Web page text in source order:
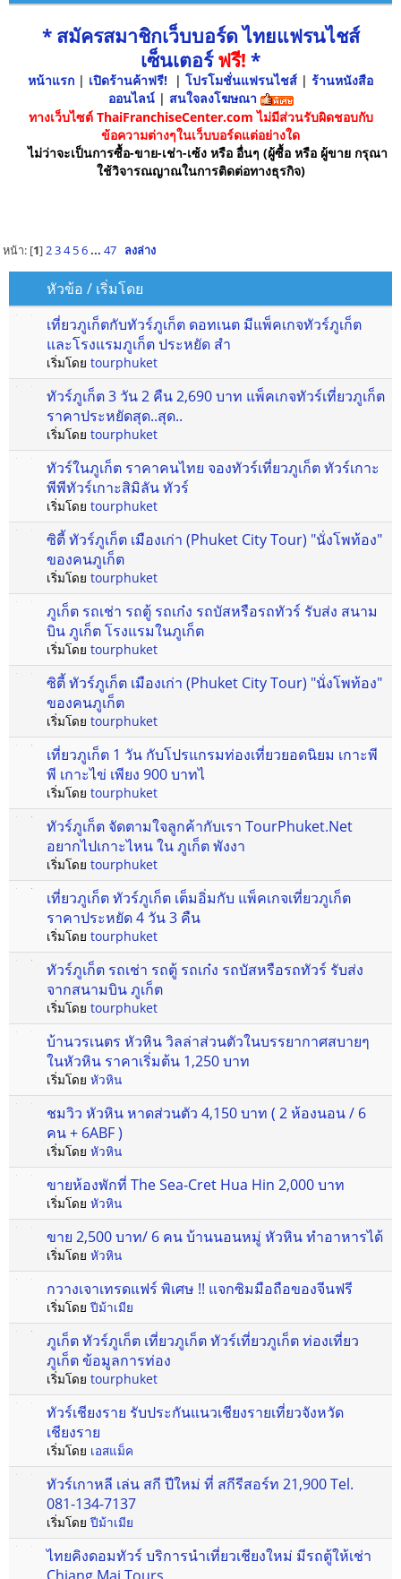
* สมัครสมาชิกเว็บบอร์ด ไทยแฟรนไชส์
เซ็นเตอร์ฟรี! *
หน้าแรก | เปิดร้านค้าฟรี! | โปรโมชั่นแฟรนไชส์ | ร้านหนังสือ
ออนไลน์ | สนใจลงโฆษณา
ทางเว็บไซต์ ThaiFranchiseCenter.com ไม่มีส่วนรับผิดชอบกับ
ข้อความต่างๆในเว็บบอร์ดแต่อย่างใด
ไม่ว่าจะเป็นการซื้อ-ขาย-เช่า-เซ้ง หรือ อื่นๆ (ผู้ซื้อ หรือ ผู้ขาย กรุณา
ใช้วิจารณญาณในการติดต่อทางธุรกิจ)
หน้า: [1]2 3 4 5 6 ... 47 ลงล่าง
หัวข้อ / เริ่มโดย
เที่ยวภูเก็ตกับทัวร์ภูเก็ต ดอทเนต มีแพ็คเกจทัวร์ภูเก็ต
และโรงแรมภูเก็ต ประหยัด สำ
เริ่มโดย tourphuket
ทัวร์ภูเก็ต 3 วัน 2 คืน 2,690 บาท แพ็คเกจทัวร์เที่ยวภูเก็ต
ราคาประหยัดสุด..สุด..
เริ่มโดย tourphuket
ทัวร์ในภูเก็ต ราคาคนไทย จองทัวร์เที่ยวภูเก็ต ทัวร์เกาะ
พีพีทัวร์เกาะสิมิลัน ทัวร์
เริ่มโดย tourphuket
ซิตี้ ทัวร์ภูเก็ต เมืองเก่า (Phuket City Tour) "นั่งโพท้อง"
ของคนภูเก็ต
เริ่มโดย tourphuket
ภูเก็ต รถเช่า รถตู้ รถเก๋ง รถบัสหรือรถทัวร์ รับส่ง สนาม
บิน ภูเก็ต โรงแรมในภูเก็ต
เริ่มโดย tourphuket
ซิตี้ ทัวร์ภูเก็ต เมืองเก่า (Phuket City Tour) "นั่งโพท้อง"
ของคนภูเก็ต
เริ่มโดย tourphuket
เที่ยวภูเก็ต 1 วัน กับโปรแกรมท่องเที่ยวยอดนิยม เกาะพี
พี เกาะไข่ เพียง 900 บาทไ
เริ่มโดย tourphuket
ทัวร์ภูเก็ต จัดตามใจลูกค้ากับเรา TourPhuket.Net
อยากไปเกาะไหน ใน ภูเก็ต พังงา
เริ่มโดย tourphuket
เที่ยวภูเก็ต ทัวร์ภูเก็ต เต็มอิ่มกับ แพ็คเกจเที่ยวภูเก็ต
ราคาประหยัด 4 วัน 3 คืน
เริ่มโดย tourphuket
ทัวร์ภูเก็ต รถเช่า รถตู้ รถเก๋ง รถบัสหรือรถทัวร์ รับส่ง
จากสนามบิน ภูเก็ต
เริ่มโดย tourphuket
บ้านวรเนตร หัวหิน วิลล่าส่วนตัวในบรรยากาศสบายๆ
ในหัวหิน ราคาเริ่มต้น 1,250 บาท
เริ่มโดย หัวหิน
ชมวิว หัวหิน หาดส่วนตัว 4,150 บาท ( 2 ห้องนอน / 6
คน + 6ABF )
เริ่มโดย หัวหิน
ขายห้องพักที่ The Sea-Cret Hua Hin 2,000 บาท
เริ่มโดย หัวหิน
ขาย 2,500 บาท/ 6 คน บ้านนอนหมู่ หัวหิน ทำอาหารได้
เริ่มโดย หัวหิน
กวางเจาเทรดแฟร์ พิเศษ !! แจกซิมมือถือของจีนฟรี
เริ่มโดยปีม้าเมีย
ภูเก็ต ทัวร์ภูเก็ต เที่ยวภูเก็ต ทัวร์เที่ยวภูเก็ต ท่องเที่ยว
ภูเก็ต ข้อมูลการท่อง
เริ่มโดย tourphuket
ทัวร์เชียงราย รับประกันแนวเชียงรายเที่ยวจังหวัด
เชียงราย
เริ่มโดย เอสแม็ค
ทัวร์เกาหลี เล่น สกี ปีใหม่ ที่ สกีรีสอร์ท 21,900 Tel.
081-134-7137
เริ่มโดย ปีม้าเมีย
ไทยคิงดอมทัวร์ บริการนำเที่ยวเชียงใหม่ มีรถตู้ให้เช่า